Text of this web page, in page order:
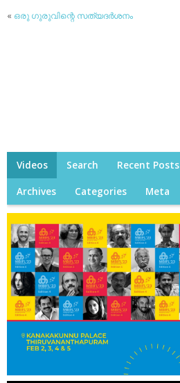
« ഒരു ഗുരുവിന്റെ സത്യദര്‍ശനം
Videos Search Recent Posts
Archives Categories Meta